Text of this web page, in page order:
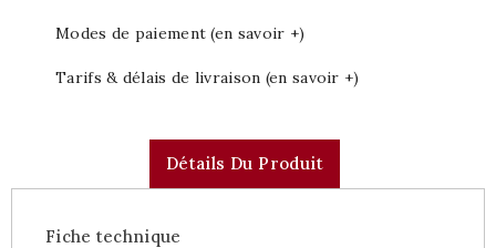
Modes de paiement (en savoir +)
Tarifs & délais de livraison (en savoir +)
Détails Du Produit
Fiche technique